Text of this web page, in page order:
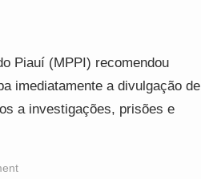
Piauí (MPPI) recomendou
imediatamente a divulgação de
a investigações, prisões e